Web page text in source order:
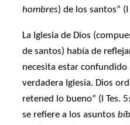
hombres) de los santos”
La Iglesia de Dios
de santos) había de
necesita estar confundido
verdadera Iglesia. Dios
retened lo bueno” (I Tes.
se refiere a los asuntos